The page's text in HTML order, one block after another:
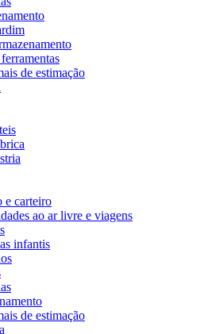
de estimação
e carteiro
ao ar livre e viagens
infantis
de estimação